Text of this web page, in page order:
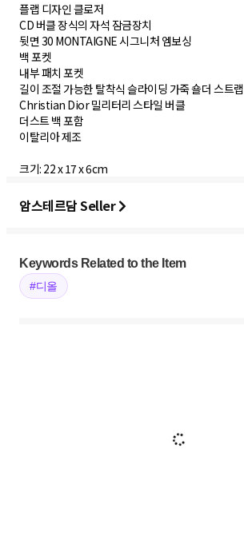
플랩 디자인 클로저
CD 버클 장식의 자석 잠금장치
뒷면 30 MONTAIGNE 시그니처 엠보싱
백 포켓
내부 패치 포켓
길이 조절 가능한 탈착식 슬라이딩 가죽 숄더 스트랩
Christian Dior 밀리터리 스타일 버클
더스트 백 포함
이탈리아 제조
크기: 22 x 17 x 6cm
암스테르담 Seller
Keywords Related to the Item
#디올